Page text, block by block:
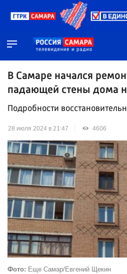
В Самаре начался
падающей стены дома
Подробности
28 июля 2024 в 21:47 4606
Фото: Еще Самар/Евгений Щекин